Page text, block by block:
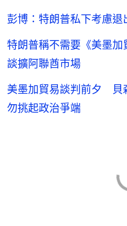
彭博：特朗普私下考慮退
特朗普稱不需要《美墨
談擴阿聯酋市場
美墨加貿易談判前夕
勿挑起政治爭端